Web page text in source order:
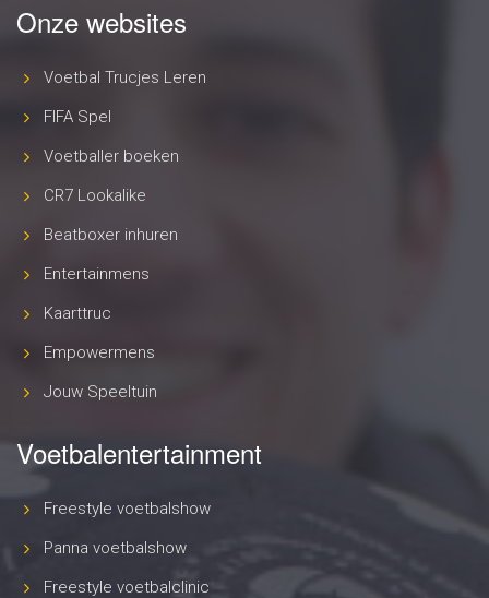
Onze websites
Voetbal Trucjes Leren
FIFA Spel
Voetballer boeken
CR7 Lookalike
Beatboxer inhuren
Entertainmens
Kaarttruc
Empowermens
Jouw Speeltuin
Voetbalentertainment
Freestyle voetbalshow
Panna voetbalshow
Freestyle voetbalclinic